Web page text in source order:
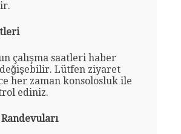
çalışma saatleri haber
Lütfen ziyaret
her zaman konsolosluk ile
ediniz.